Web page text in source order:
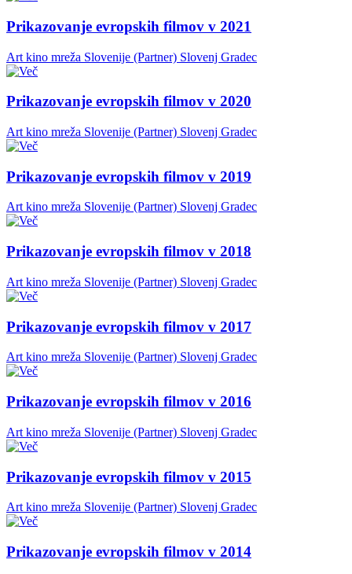
Prikazovanje evropskih filmov v 2021
Art kino mreža Slovenije (Partner) Slovenj Gradec
Prikazovanje evropskih filmov v 2020
Art kino mreža Slovenije (Partner) Slovenj Gradec
Prikazovanje evropskih filmov v 2019
Art kino mreža Slovenije (Partner) Slovenj Gradec
Prikazovanje evropskih filmov v 2018
Art kino mreža Slovenije (Partner) Slovenj Gradec
Prikazovanje evropskih filmov v 2017
Art kino mreža Slovenije (Partner) Slovenj Gradec
Prikazovanje evropskih filmov v 2016
Art kino mreža Slovenije (Partner) Slovenj Gradec
Prikazovanje evropskih filmov v 2015
Art kino mreža Slovenije (Partner) Slovenj Gradec
Prikazovanje evropskih filmov v 2014